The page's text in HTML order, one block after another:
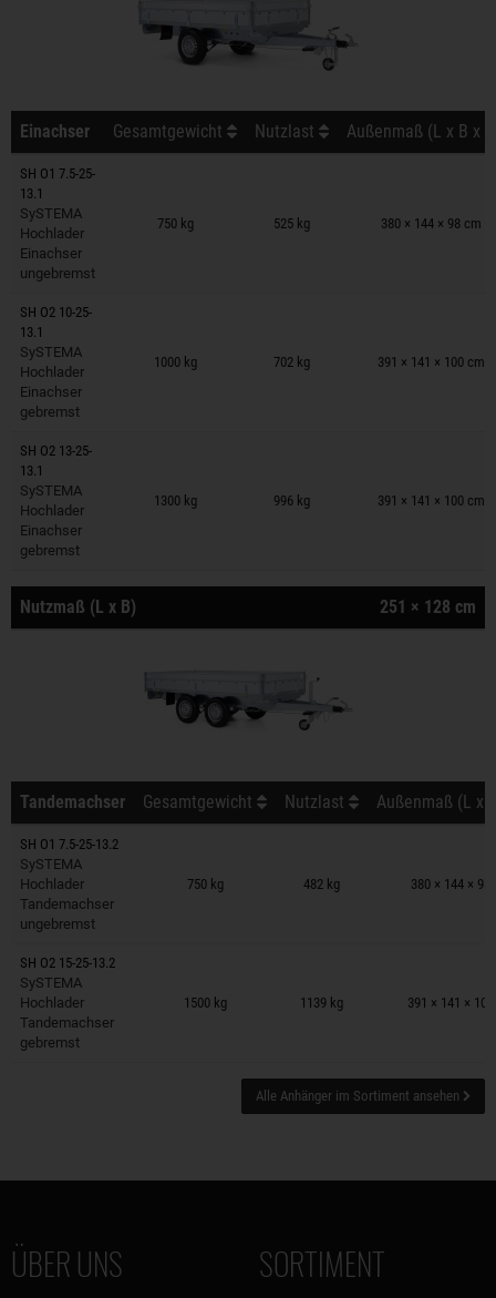
Einachser Gesamtgewicht Nutzlast Außenmaß (L x B x
SH O1 7.5-25-
13.1
SySTEMA
Hochlader
Einachser
ungebremst
750 kg 525 kg 380 × 144 × 98 cm
Anhänger auf Merkzettel
SH O2 10-25-
13.1
SySTEMA
Hochlader
Einachser
gebremst
1000 kg 702 kg 391 × 141 × 100 cm
Anhänger auf Merkzettel
SH O2 13-25-
13.1
SySTEMA
Hochlader
Einachser
gebremst
1300 kg 996 kg 391 × 141 × 100 cm
Anhänger auf Merkzettel
Nutzmaß (L x B) 251 × 128 cm
Tandemachser Gesamtgewicht Nutzlast Außenmaß (L x
SH O1 7.5-25-13.2
SySTEMA
Hochlader
Tandemachser
ungebremst
750 kg 482 kg 380 × 144 × 98
Anhänger auf Merkzettel
SH O2 15-25-13.2
SySTEMA
Hochlader
Tandemachser
gebremst
1500 kg 1139 kg 391 × 141 ×
Anhänger auf Merkzettel
Alle Anhänger im Sortiment ansehen
ÜBER UNS SORTIMENT